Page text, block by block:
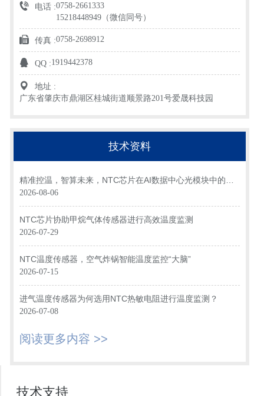
电话 :0758-2661333
15218448949（微信同号）
传真 :0758-2698912
QQ :1919442378
地址 :
广东省肇庆市鼎湖区桂城街道顺景路201号爱晟科技园
技术资料
精准控温，智算未来，NTC芯片在AI数据中心光模块中的关
键应用
2026-08-06
NTC芯片协助甲烷气体传感器进行高效温度监测
2026-07-29
NTC温度传感器，空气炸锅智能温度监控“大脑”
2026-07-15
进气温度传感器为何选用NTC热敏电阻进行温度监测？
2026-07-08
阅读更多内容 >>
技术支持